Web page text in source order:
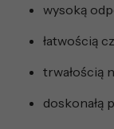
wysoką
łatwością
trwałością
doskonałą